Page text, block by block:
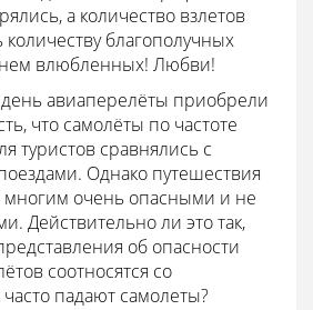
а количество взлетов
количеству благополучных
влюбленных! Любви!
авиаперелёты приобрели
что самолёты по частоте
туристов сравнялись с
Однако путешествия
многим очень опасными и не
Действительно ли это так,
об опасности
соотносятся со
часто падают самолеты?